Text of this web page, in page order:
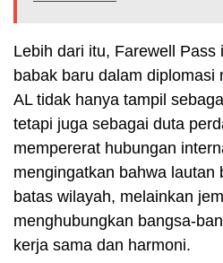
Lebih dari itu, Farewell Pass
babak baru dalam diplomasi
AL tidak hanya tampil
tetapi juga sebagai duta
mempererat hubungan
mengingatkan bahwa lautan
batas wilayah, melainkan
menghubungkan bangsa-
kerja sama dan harmoni.